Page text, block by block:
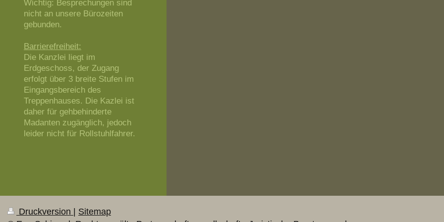
Wichtig: Besprechungen sind
nicht an unsere Bürozeiten
gebunden.
Barrierefreiheit:
Die Kanzlei liegt im
Erdgeschoss, der Zugang
erfolgt über 3 breite Stufen im
Eingangsbereich des
Treppenhauses. Die Kazlei ist
daher für gehbehinderte
Madanten zugänglich, jedoch
leider nicht für Rollstuhlfahrer.
Druckversion
Sitemap